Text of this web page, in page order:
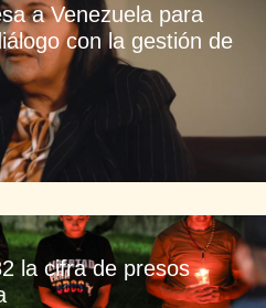
a Venezuela para
con la gestión de
la cifra de presos